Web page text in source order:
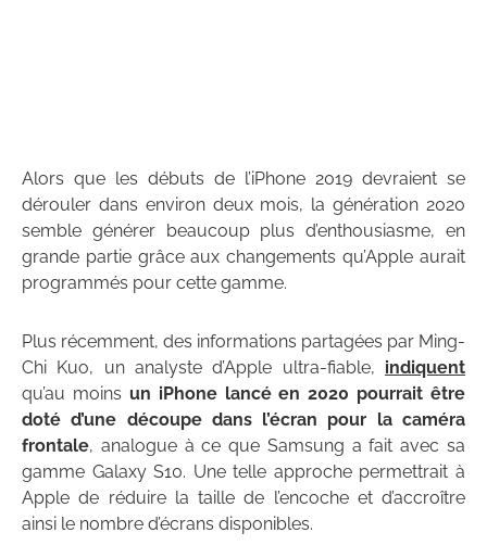
Alors que les débuts de l’iPhone 2019 devraient se
dérouler dans environ deux mois, la génération 2020
semble générer beaucoup plus d’enthousiasme, en
grande partie grâce aux changements qu’Apple aurait
programmés pour cette gamme.
Plus récemment, des informations partagées par Ming-
Chi Kuo, un analyste d’Apple ultra-fiable, indiquent
qu’au moins un iPhone lancé en 2020 pourrait être
doté d’une découpe dans l’écran pour la caméra
frontale, analogue à ce que Samsung a fait avec sa
gamme Galaxy S10. Une telle approche permettrait à
Apple de réduire la taille de l’encoche et d’accroître
ainsi le nombre d’écrans disponibles.